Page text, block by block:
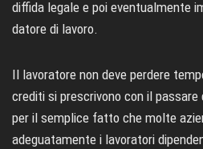
diffida legale e poi eventualmente
datore di lavoro.
Il lavoratore non deve perdere
crediti si prescrivono con il passare
per il semplice fatto che molte
adeguatamente i lavoratori